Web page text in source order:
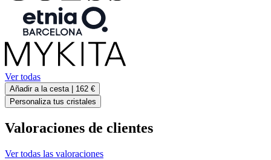
Ver todas
Añadir a la cesta | 162 €
Personaliza tus cristales
Valoraciones de clientes
Ver todas las valoraciones